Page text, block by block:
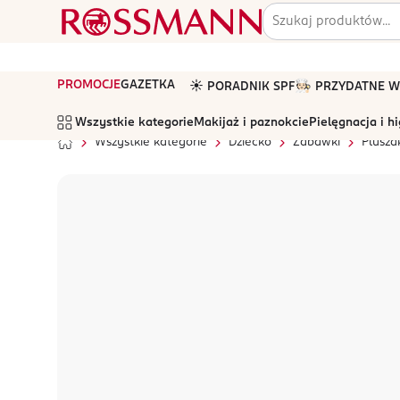
PROMOCJEGAZETKA ☀️ PORADNIK SPF🧑🏻‍🍳 PRZYDATNE
Wszystkie kategorie Makijaż i paznokcie Pielęgnacja i
Wszystkie kategorie
Dziecko Zabawki